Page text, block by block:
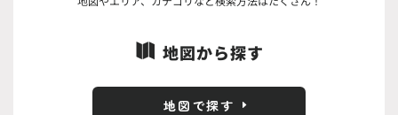
 地図から探す
地図で探す